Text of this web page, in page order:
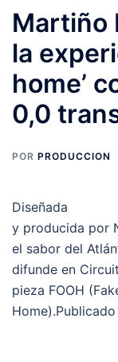
Martiño
la
home’
0,0
POR PRODUCCION
Diseñada
y producida por
el sabor del
difunde en
pieza FOOH